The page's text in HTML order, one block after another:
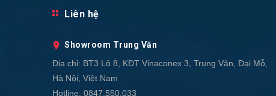
Liên hệ
Showroom Trung Văn
Địa chỉ: BT3 Lô 8, KĐT Vinaconex 3, Trung Văn, Đại Mỗ,
Hà Nội, Việt Nam
Hotline: 0847.550.033